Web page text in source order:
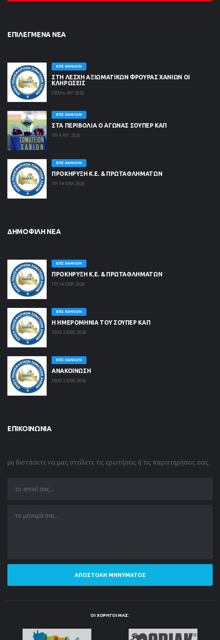
ΕΠΙΛΕΓΜΈΝΑ ΝΈΑ
ΕΠΣ ΧΑΝΊΩΝ
ΣΤΗ ΛΈΣΧΗ ΑΞΙΩΜΑΤΙΚΏΝ ΦΡΟΥΡΆΣ ΧΑΝΊΩΝ ΟΙ
ΚΛΗΡΏΣΕΙΣ
ΠΕΜ 6 ΑΥΓ 2026
ΕΠΣ ΧΑΝΊΩΝ
ΣΤΑ ΠΕΡΙΒΟΛΙΑ Ο ΑΓΩΝΑΣ ΣΟΥΠΕΡ ΚΑΠ
ΤΡΙ 4 ΑΥΓ 2026
ΕΠΣ ΧΑΝΊΩΝ
ΠΡΟΚΗΡΥΞΗ Κ.Ε. & ΠΡΩΤΑΘΛΗΜΑΤΩΝ
ΤΡΙ 14 ΙΟΥΛ 2026
ΔΗΜΟΦΙΛΉ ΝΈΑ
ΕΠΣ ΧΑΝΊΩΝ
ΠΡΟΚΗΡΥΞΗ Κ.Ε. & ΠΡΩΤΑΘΛΗΜΑΤΩΝ
ΤΡΙ 14 ΙΟΥΛ 2026
ΕΠΣ ΧΑΝΊΩΝ
Η ΗΜΕΡΟΜΗΝΙΑ ΤΟΥ ΣΟΥΠΕΡ ΚΑΠ
ΠΕΜ 2 ΙΟΥΛ 2026
ΕΠΣ ΧΑΝΊΩΝ
ΑΝΑΚΟΙΝΩΣΗ
ΠΕΜ 2 ΙΟΥΛ 2026
ΕΠΙΚΟΙΝΩΝΊΑ
μη διστάσετε να μας στείλετε τις ερωτήσεις ή τις παρατηρήσεις σας
ΑΠΟΣΤΟΛΉ ΜΗΝΎΜΑΤΟΣ
ΟΙ ΧΟΡΗΓΟΊ ΜΑΣ: